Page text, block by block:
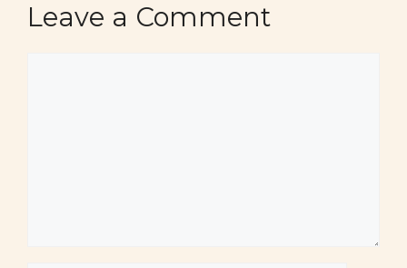
Leave a Comment